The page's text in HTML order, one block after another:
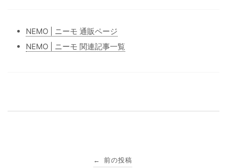
NEMO | ニーモ 通販ページ
NEMO | ニーモ 関連記事一覧
← 前の投稿